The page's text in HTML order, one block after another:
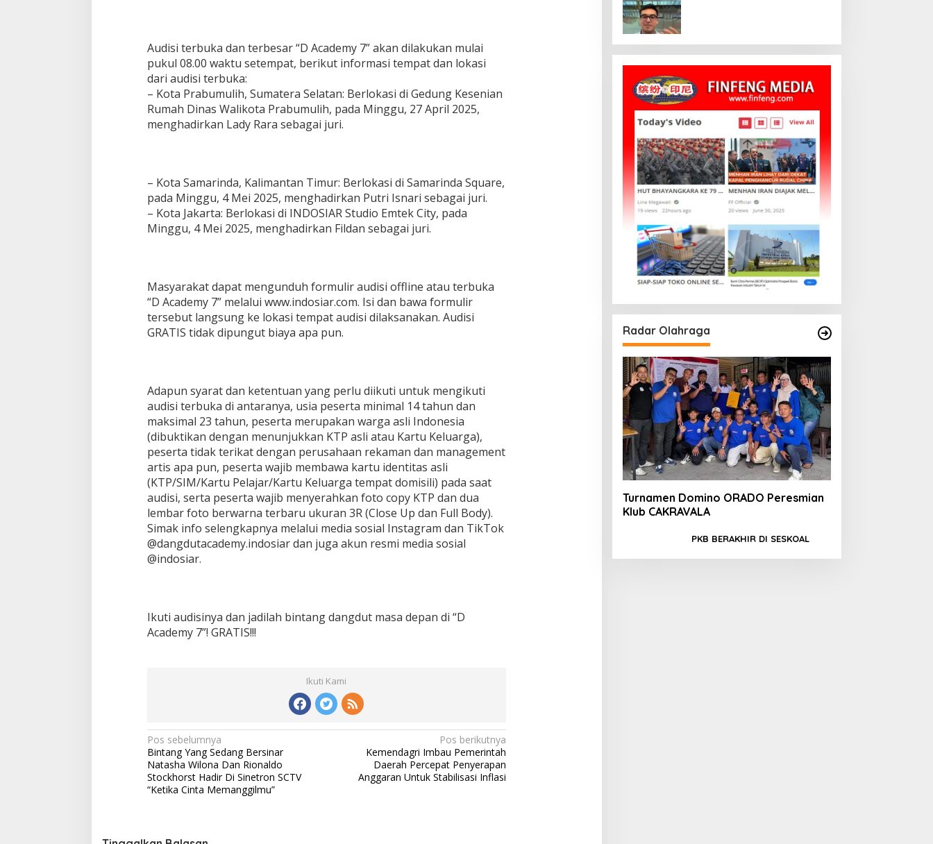
Audisi terbuka dan terbesar “D Academy 7” akan dilakukan mulai
pukul 08.00 waktu setempat, berikut informasi tempat dan lokasi
dari audisi terbuka:
– Kota Prabumulih, Sumatera Selatan: Berlokasi di Gedung Kesenian
Rumah Dinas Walikota Prabumulih, pada Minggu, 27 April 2025,
menghadirkan Lady Rara sebagai juri.
– Kota Samarinda, Kalimantan Timur: Berlokasi di Samarinda Square,
pada Minggu, 4 Mei 2025, menghadirkan Putri Isnari sebagai juri.
– Kota Jakarta: Berlokasi di INDOSIAR Studio Emtek City, pada
Minggu, 4 Mei 2025, menghadirkan Fildan sebagai juri.
Masyarakat dapat mengunduh formulir audisi offline atau terbuka
“D Academy 7” melalui www.indosiar.com. Isi dan bawa formulir
tersebut langsung ke lokasi tempat audisi dilaksanakan. Audisi
GRATIS tidak dipungut biaya apa pun.
Adapun syarat dan ketentuan yang perlu diikuti untuk mengikuti
audisi terbuka di antaranya, usia peserta minimal 14 tahun dan
maksimal 23 tahun, peserta merupakan warga asli Indonesia
(dibuktikan dengan menunjukkan KTP asli atau Kartu Keluarga),
peserta tidak terikat dengan perusahaan rekaman dan management
artis apa pun, peserta wajib membawa kartu identitas asli
(KTP/SIM/Kartu Pelajar/Kartu Keluarga tempat domisili) pada saat
audisi, serta peserta wajib menyerahkan foto copy KTP dan dua
lembar foto berwarna terbaru ukuran 3R (Close Up dan Full Body).
Simak info selengkapnya melalui media sosial Instagram dan TikTok
@dangdutacademy.indosiar dan juga akun resmi media sosial
@indosiar.
Ikuti audisinya dan jadilah bintang dangdut masa depan di “D
Academy 7”! GRATIS!!!
Ikuti Kami
N
a
v
i
Pos sebelumnya
Bintang Yang Sedang Bersinar
Natasha Wilona Dan Rionaldo
Stockhorst Hadir Di Sinetron SCTV
“Ketika Cinta Memanggilmu”
Pos berikutnya
Kemendagri Imbau Pemerintah
Daerah Percepat Penyerapan
Anggaran Untuk Stabilisasi Inflasi
Radar Olahraga
Turnamen Domino ORADO Peresmian
Klub CAKRAVALA
PKB BERAKHIR DI SESKOAL